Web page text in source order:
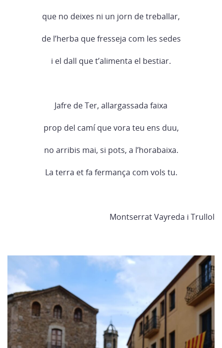
que no deixes ni un jorn de treballar,
de l’herba que fresseja com les sedes
i el dall que t’alimenta el bestiar.
Jafre de Ter, allargassada faixa
prop del camí que vora teu ens duu,
no arribis mai, si pots, a l’horabaixa.
La terra et fa fermança com vols tu.
Montserrat Vayreda i Trullol